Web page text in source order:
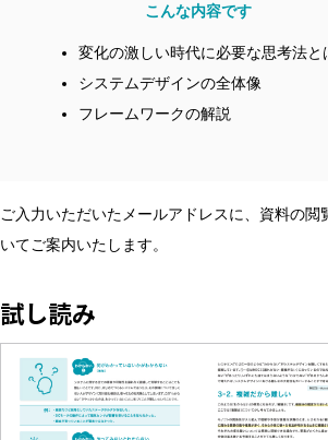
こんな内容です
変化の激しい時代に必要な思考法と
システムデザインの全体像
フレームワークの解説
ご入力いただいたメールアドレスに、資料の閲
いてご案内いたします。
試し読み